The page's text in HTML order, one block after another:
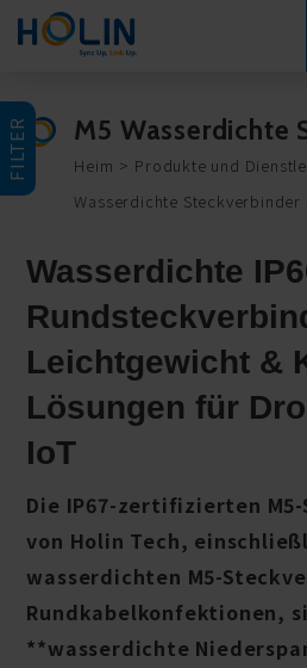
FILTER M5 Wasserdichte
Heim
Produkte und
Wasserdichte Steckverbinder
Wasserdichte
Leichtgewicht &
Lösungen für
IoT
Die IP67-zertifizierten
von Holin Tech,
wasserdichten M5-
Rundkabelkonfektionen,
**wasserdichte
Cookie-Einstellungen